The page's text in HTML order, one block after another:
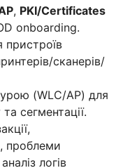
, PKI/Certificates
onboarding.
пристроїв
сканерів/
(WLC/AP) для
сегментації.
проблеми
логів